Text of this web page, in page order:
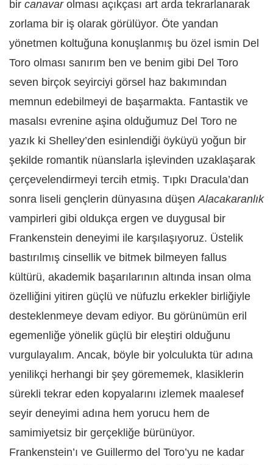
bir canavarolması açıkçası art arda tekrarlanarak
zorlama bir iş olarak görülüyor. Öte yandan
yönetmen koltuğuna konuşlanmış bu özel ismin Del
Toro olması sanırım ben ve benim gibi Del Toro
seven birçok seyirciyi görsel haz bakımından
memnun edebilmeyi de başarmakta. Fantastik ve
masalsı evrenine aşina olduğumuz Del Toro ne
yazık ki Shelley’den esinlendiği öyküyü yoğun bir
şekilde romantik nüanslarla işlevinden uzaklaşarak
çerçevelendirmeyi tercih etmiş. Tıpkı Dracula’dan
sonra liseli gençlerin dünyasına düşenAlacakaranlık
vampirleri gibi oldukça ergen ve duygusal bir
Frankenstein deneyimi ile karşılaşıyoruz. Üstelik
bastırılmış cinsellik ve bitmek bilmeyen fallus
kültürü, akademik başarılarının altında insan olma
özelliğini yitiren güçlü ve nüfuzlu erkekler birliğiyle
desteklenmeye devam ediyor. Bu görünümün eril
egemenliğe yönelik güçlü bir eleştiri olduğunu
vurgulayalım. Ancak, böyle bir yolculukta tür adına
yenilikçi herhangi bir şey görememek, klasiklerin
sürekli tekrar eden kopyalarını izlemek maalesef
seyir deneyimi adına hem yorucu hem de
samimiyetsiz bir gerçekliğe bürünüyor.
Frankenstein’ı ve Guillermo del Toro’yu ne kadar